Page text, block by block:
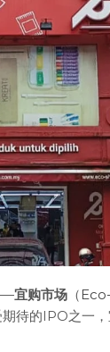
宜购市场 （
待的IPO之一